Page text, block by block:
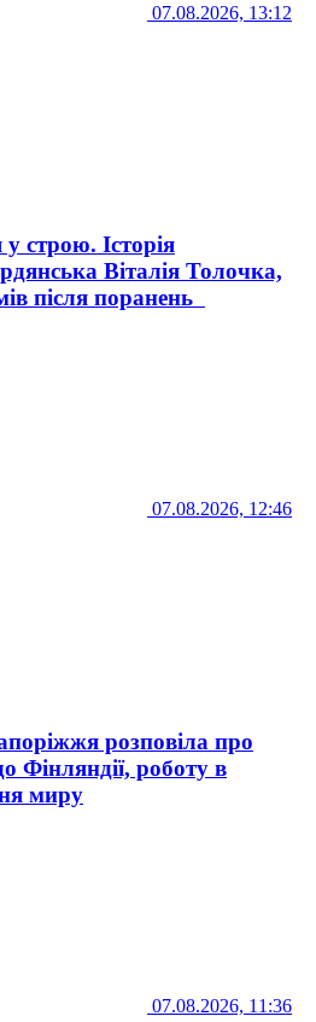
07.08.2026, 13:12
строю. Історія
Віталія Толочка,
після поранень
07.08.2026, 12:46
розповіла про
Фінляндії, роботу в
миру
07.08.2026, 11:36